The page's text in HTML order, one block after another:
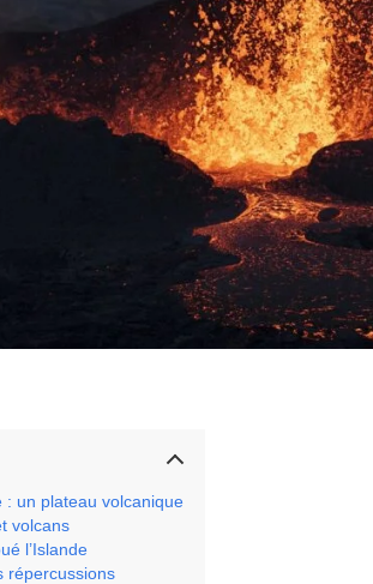
: un plateau volcanique
volcans
l’Islande
répercussions